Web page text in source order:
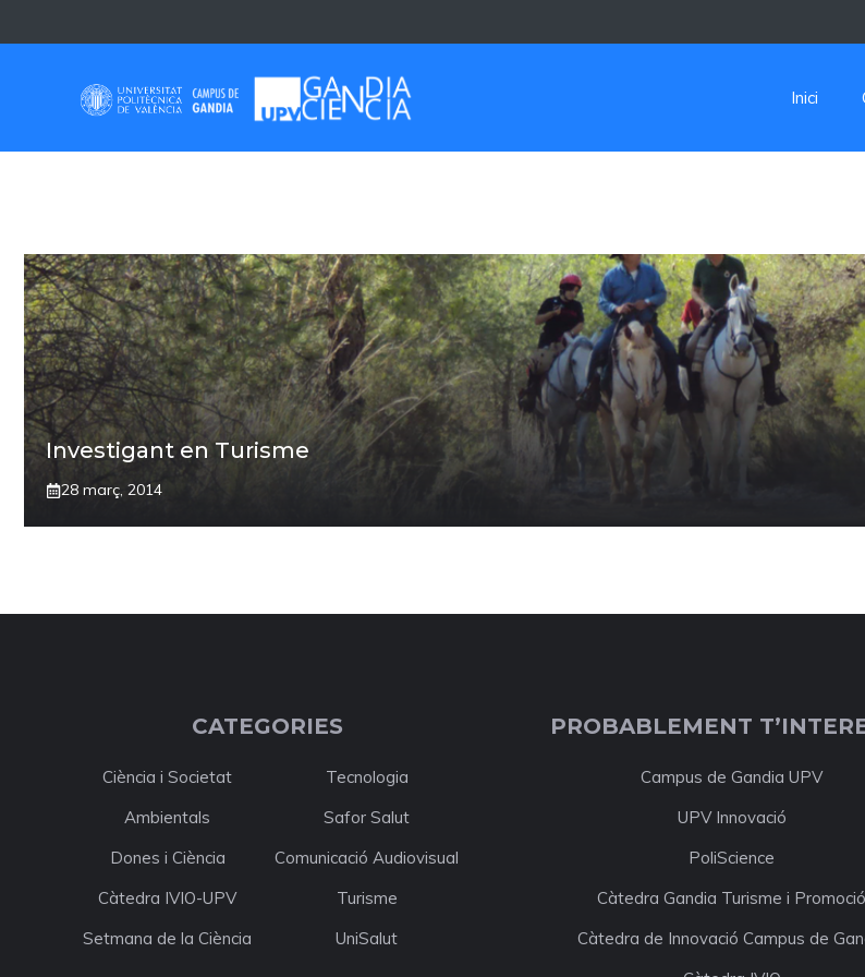
to
Inici
Investigant en Turisme
28 març, 2014
CATEGORIES
Ciència i Societat
Tecnologia
Ambientals
Safor Salut
Dones i Ciència
Comunicació Audiovisual
Càtedra IVIO-UPV
Turisme
Setmana de la Ciència
UniSalut
PROBABLEMENT
Campus de Gandia UPV
UPV Innovació
PoliScience
Càtedra Gandia Turisme i Promoció
Càtedra de Innovació Campus de